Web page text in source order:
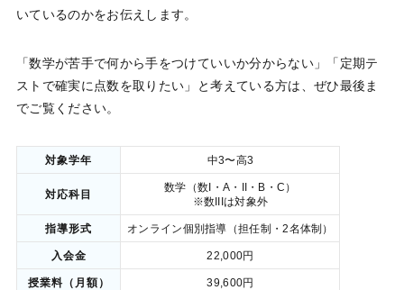
いているのかをお伝えします。
「数学が苦手で何から手をつけていいか分からない」「定期テ
ストで確実に点数を取りたい」と考えている方は、ぜひ最後ま
でご覧ください。
対象学年 中3〜高3
対応科目
数学（数I・A・II・B・C）
※数IIIは対象外
指導形式 オンライン個別指導（担任制・2名体制）
入会金 22,000円
授業料（月額） 39,600円